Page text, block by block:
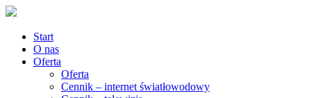
Start
O nas
Oferta
Oferta
Cennik – internet światłowodowy